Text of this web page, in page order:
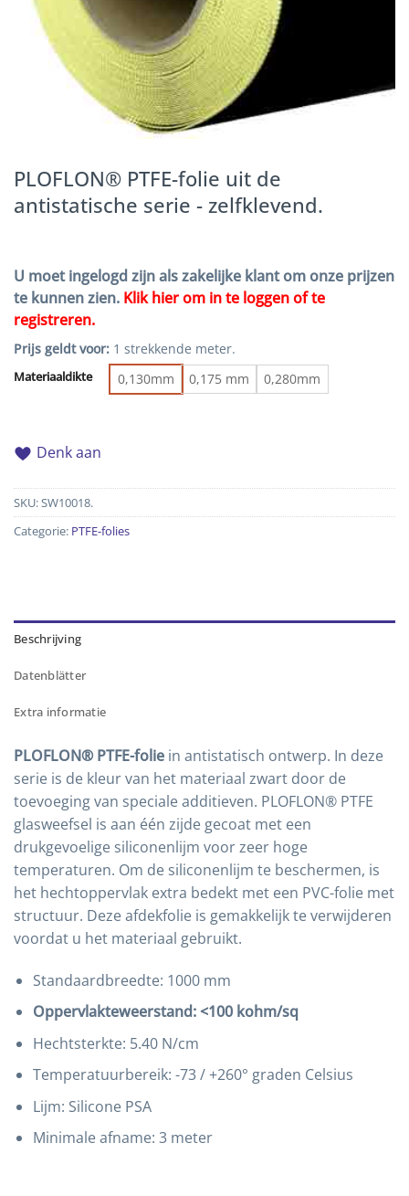
PLOFLON® PTFE-folie uit de
antistatische serie - zelfklevend.
U moet ingelogd zijn als zakelijke klant om onze prijzen
te kunnen zien. Klik hier om in te loggen of te
registreren.
Prijs geldt voor: 1 strekkende meter.
Materiaaldikte 0,130mm 0,175 mm 0,280mm
Denk aan
SKU:SW10018.
Categorie: PTFE-folies
Beschrijving
Datenblätter
Extra informatie
PLOFLON® PTFE-folie in antistatisch ontwerp. In deze
serie is de kleur van het materiaal zwart door de
toevoeging van speciale additieven. PLOFLON® PTFE
glasweefsel is aan één zijde gecoat met een
drukgevoelige siliconenlijm voor zeer hoge
temperaturen. Om de siliconenlijm te beschermen, is
het hechtoppervlak extra bedekt met een PVC-folie met
structuur. Deze afdekfolie is gemakkelijk te verwijderen
voordat u het materiaal gebruikt.
Standaardbreedte: 1000 mm
Oppervlakteweerstand: <100 kohm/sq
Hechtsterkte: 5.40 N/cm
Temperatuurbereik: -73 / +260° graden Celsius
Lijm: Silicone PSA
Minimale afname: 3 meter